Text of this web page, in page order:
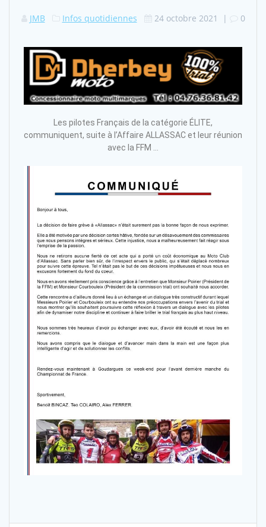
JMB Infos quotidiennes 24 octobre 2021 | 0
Les pilotes Français de la catégorie ÉLITE,
communiquent, suite à l’Affaire ALLASSAC et leur réunion
avec la FFM …